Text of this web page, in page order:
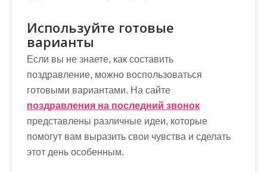
Используйте готовые
варианты
Если вы не знаете, как составить
поздравление, можно воспользоваться
готовыми вариантами. На сайте
поздравления на последний звонок
представлены различные идеи, которые
помогут вам выразить свои чувства и сделать
этот день особенным.